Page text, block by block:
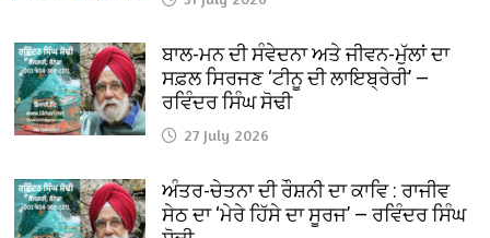
ਬਾਲ-ਮਨ ਦੀ ਸੰਵੇਦਨਾ ਅਤੇ ਜੀਵਨ-ਮੁੱਲਾਂ ਦਾ
ਸਫ਼ਲ ਸਿਰਜਣ ‘ਟੀਨੂ ਦੀ ਲਾਇਬ੍ਰੇਰੀ’ —
ਰਵਿੰਦਰ ਸਿੰਘ ਸੋਢੀ
27 July 2026
ਅੰਤਰ-ਚੇਤਨਾ ਦੀ ਰੌਸ਼ਨੀ ਦਾ ਕਾਵਿ : ਰਾਜੀਵ
ਸੇਠ ਦਾ ‘ਮੇਰੇ ਹਿੱਸੇ ਦਾ ਸੂਰਜ’ — ਰਵਿੰਦਰ ਸਿੰਘ